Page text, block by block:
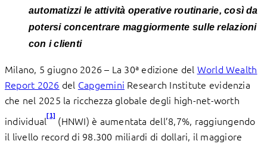
automatizzi le attività operative routinarie, così da
potersi concentrare maggiormente sulle relazioni
con i clienti
Milano, 5 giugno 2026 – La 30ª edizione del World Wealth
Report 2026 del Capgemini Research Institute evidenzia
che nel 2025 la ricchezza globale degli high-net-worth
individual[1](HNWI) è aumentata dell’8,7%, raggiungendo
il livello record di 98.300 miliardi di dollari, il maggiore